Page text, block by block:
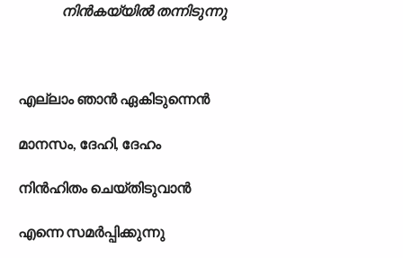
നിൻകയ്യിൽ തന്നിടുന്നു
എല്ലാം ഞാൻ ഏകിടുന്നെൻ
മാനസം, ദേഹി, ദേഹം
നിൻഹിതം ചെയ്തിടുവാൻ
എന്നെ സമർപ്പിക്കുന്നു